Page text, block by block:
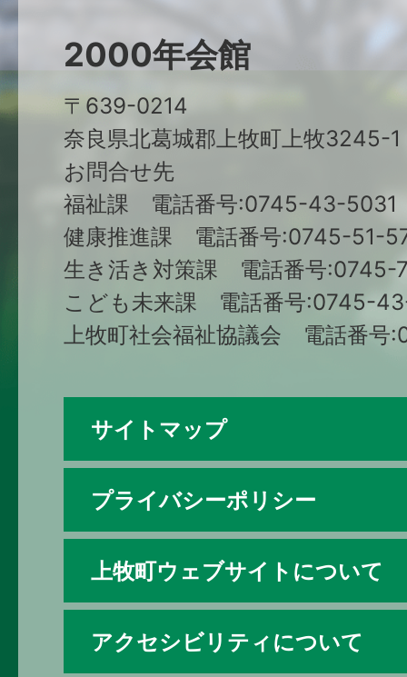
2000年会館
〒639-0214
奈良県北葛城郡上牧町上牧3245-1
お問合せ先
福祉課 電話番号:0745-43-5031
健康推進課 電話番号:0745-51-
生き活き対策課 電話番号:0745-
こども未来課 電話番号:0745-
上牧町社会福祉協議会 電話番
サイトマップ
プライバシーポリシー
上牧町ウェブサイトについて
アクセシビリティについて